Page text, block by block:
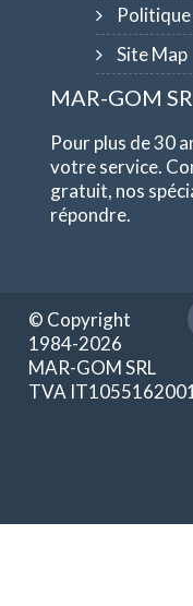
Site Map
MAR-GOM
Pour plus de 30
votre service.
gratuit, nos
répondre.
© Copyright
1984-2026
MAR-GOM SRL
TVA